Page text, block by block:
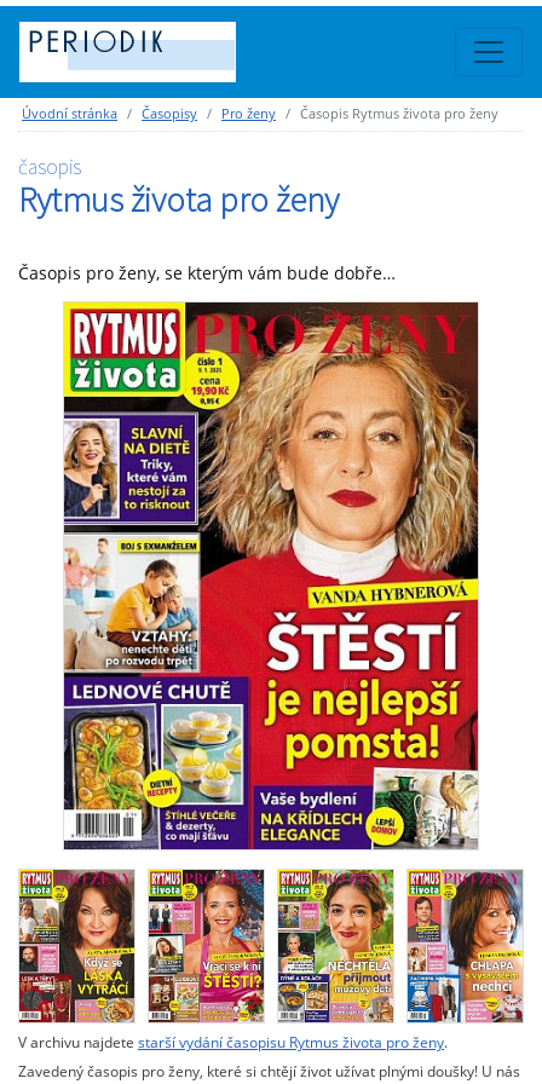
Úvodní stránka Časopisy Pro ženy Časopis Rytmus života pro ženy
časopis
Rytmus života pro ženy
Časopis pro ženy, se kterým vám bude dobře…
V archivu najdete starší vydání časopisu Rytmus života pro ženy.
Zavedený časopis pro ženy, které si chtějí život užívat plnými doušky! U nás